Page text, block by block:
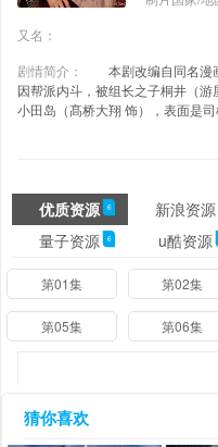
又名：
剧情简介：
本剧改编自同名漫
因帮派内斗，被组长之子桐井（
小田岛（髙桥大翔 饰），表面是
优质资源 6 新浪资源
量子资源 6 u酷资源
第01集 第02集
第05集 第06集
猜你喜欢